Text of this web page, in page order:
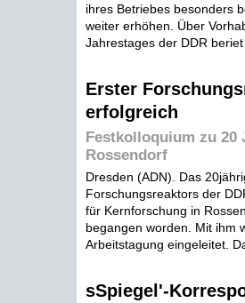
ihres Betriebes besonders
weiter erhöhen. Über
Jahrestages der DDR beriet
Erster
erfolgreich
Festkolloquium zu
Rossendorf
Dresden (ADN). Das
Forschungsreaktors der
für Kernforschung in
begangen worden. Mit ihm
Arbeitstagung eingeleitet.
sSpiegel'-